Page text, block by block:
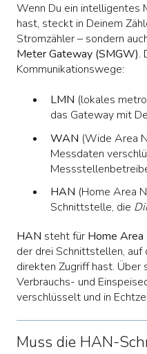
Wenn Du ein intelligentes
hast, steckt in Deinem
Stromzähler – sondern
Meter Gateway (SMGW).
Kommunikationswege:
LMN (lokales
das Gateway mit
WAN (Wide Area
Messdaten
HAN (Home Area
Schnittstelle, die
HAN steht für Home
der drei Schnittstellen, auf
direkten Zugriff hast. Über
Verbrauchs- und
verschlüsselt und in
Muss die HAN-